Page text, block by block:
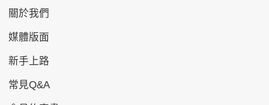
關於我們
媒體版面
新手上路
常見Q&A